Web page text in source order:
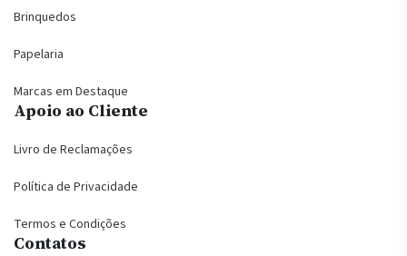
Brinquedos
Papelaria
Marcas em Destaque
Apoio ao Cliente
Livro de Reclamações
Política de Privacidade
Termos e Condições
Contatos